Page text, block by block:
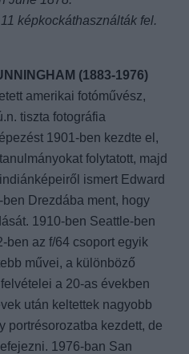
képkockáthasználták fel.
(1883-1976)
amerikai fotóművész,
tiszta fotográfia
1901-ben kezdte el,
folytatott, majd
ismert Edward
Drezdába ment, hogy
1910-ben Seattle-ben
ben az f/64 csoport egyik
művei, a különböző
a 20-as években
után keltettek nagyobb
portrésorozatba kezdett, de
1976-ban San